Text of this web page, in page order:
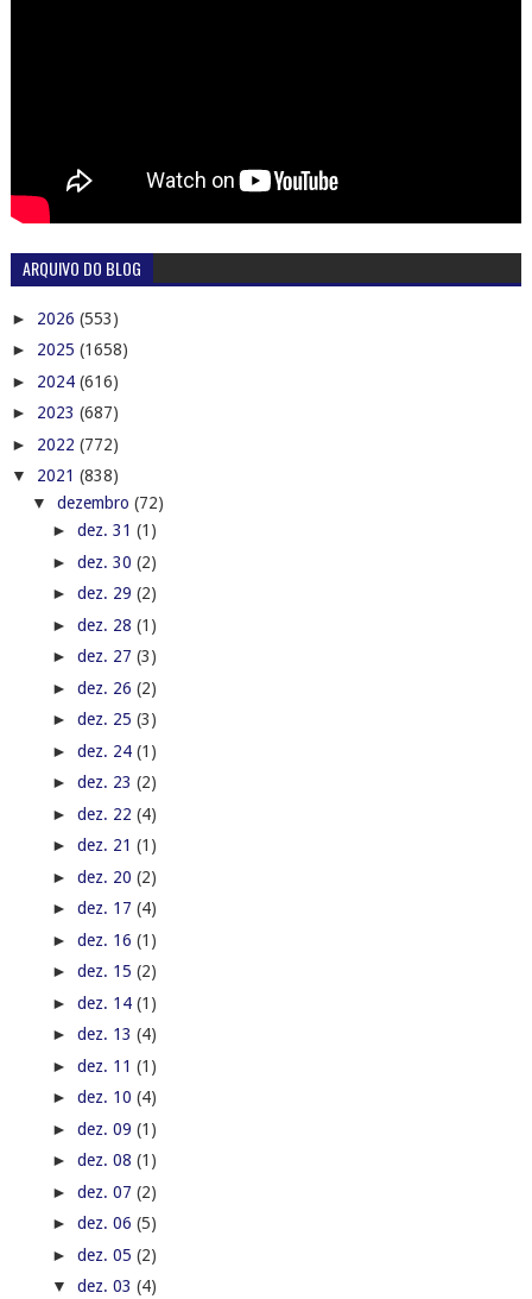
ARQUIVO DO BLOG
► 2026 (553)
► 2025 (1658)
► 2024 (616)
► 2023 (687)
► 2022 (772)
▼ 2021 (838)
▼ dezembro (72)
► dez. 31 (1)
► dez. 30 (2)
► dez. 29 (2)
► dez. 28 (1)
► dez. 27 (3)
► dez. 26 (2)
► dez. 25 (3)
► dez. 24 (1)
► dez. 23 (2)
► dez. 22 (4)
► dez. 21 (1)
► dez. 20 (2)
► dez. 17 (4)
► dez. 16 (1)
► dez. 15 (2)
► dez. 14 (1)
► dez. 13 (4)
► dez. 11 (1)
► dez. 10 (4)
► dez. 09 (1)
► dez. 08 (1)
► dez. 07 (2)
► dez. 06 (5)
► dez. 05 (2)
▼ dez. 03 (4)